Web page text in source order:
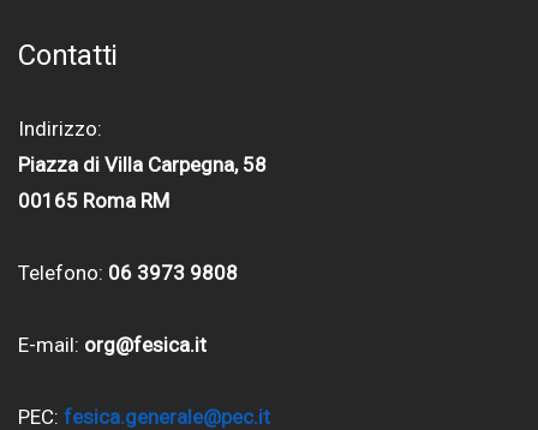
Contatti
Indirizzo:
Piazza di Villa Carpegna, 58
00165 Roma RM
Telefono: 06 3973 9808
E-mail: org@fesica.it
PEC: fesica.generale@pec.it